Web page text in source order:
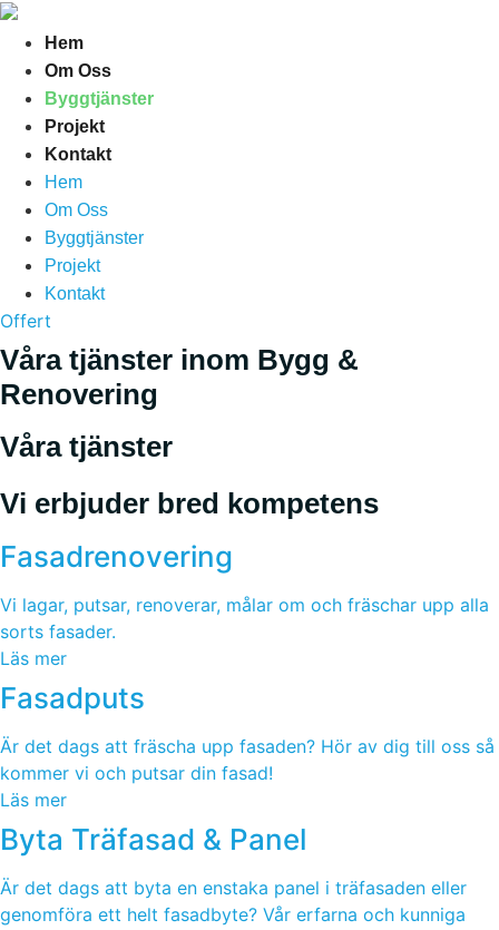
Skip
content
Hem
Om Oss
Byggtjänster
Projekt
Kontakt
Hem
Om Oss
Byggtjänster
Projekt
Kontakt
Offert
Våra tjänster inom Bygg &
Renovering
Våra tjänster
Vi erbjuder bred kompetens
Fasadrenovering
Vi lagar, putsar, renoverar, målar om och fräschar upp alla
sorts fasader.
Läs mer
Fasadputs
Är det dags att fräscha upp fasaden? Hör av dig till oss så
kommer vi och putsar din fasad!
Läs mer
Byta Träfasad & Panel
Är det dags att byta en enstaka panel i träfasaden eller
genomföra ett helt fasadbyte? Vår erfarna och kunniga